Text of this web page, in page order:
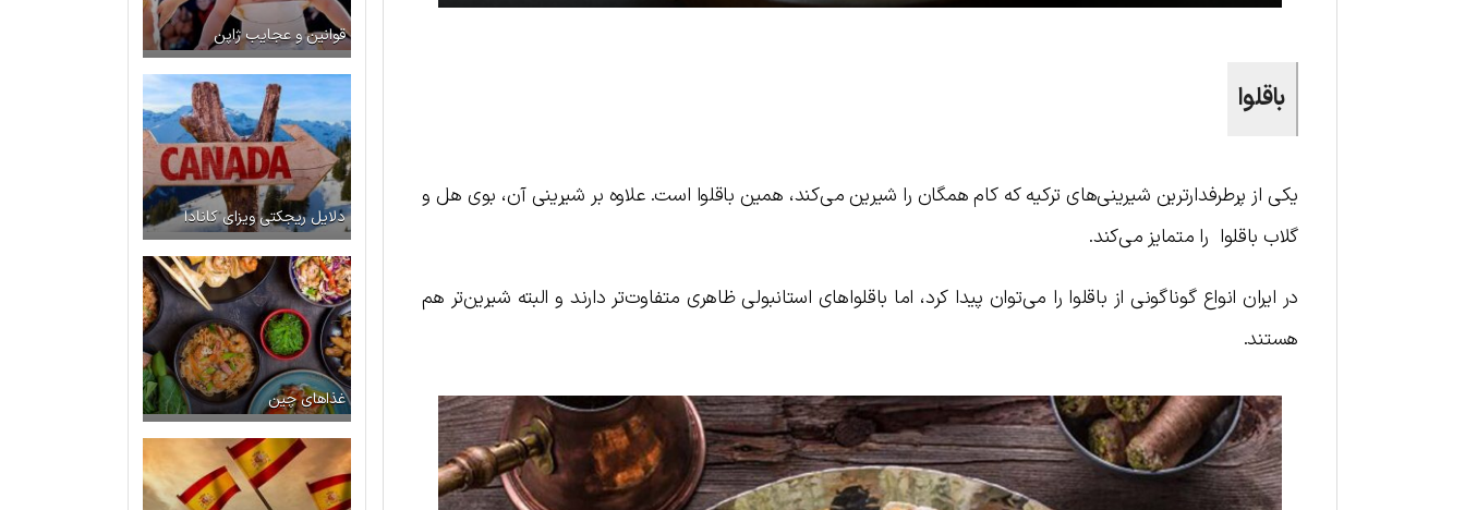
باقلوا
یکی از پرطرفدارترین شیرینی‌های ترکیه که کام همگان را شیرین می‌کند، همین باقلوا است. علاوه بر شیرینی آن، بوی هل و
گلاب باقلوا را متمایز می‌کند.
در ایران انواع گوناگونی از باقلوا را می‌توان پیدا کرد، اما باقلواهای استانبولی ظاهری متفاوت‌تر دارند و البته شیرین‌تر هم
هستند.
قوانین و عجایب ژاپن
دلایل ریجکتی ویزای کانادا
غذاهای چین